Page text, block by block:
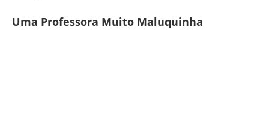
Uma Professora Muito Maluquinha